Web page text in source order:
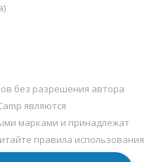
без разрешения автора
являются
марками и принадлежат
правила использования
, хостится на